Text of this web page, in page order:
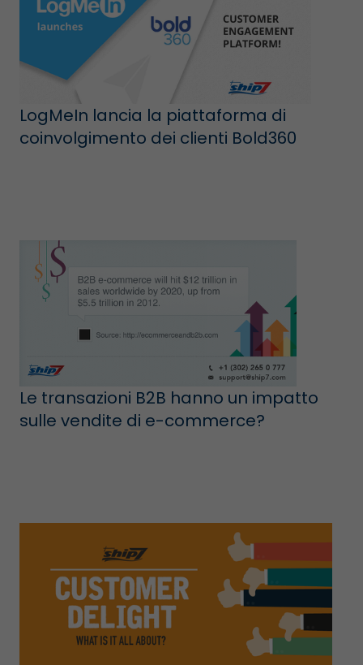
LogMeIn lancia la piattaforma di
coinvolgimento dei clienti Bold360
Le transazioni B2B hanno un impatto
sulle vendite di e-commerce?